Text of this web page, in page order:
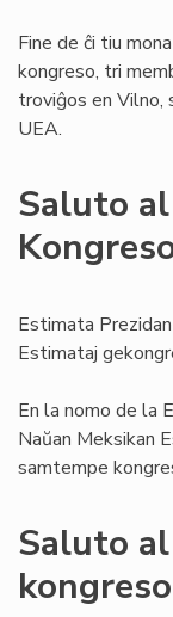
Fine de ĉi tiu
kongreso, tri
troviĝos en Vilno,
UEA.
Saluto
Estimata
Estimataj
En la nomo de la
Naŭan Meksikan
samtempe
Saluto
kongreso